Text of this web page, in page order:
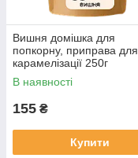
Вишня домішка для
попкорну, приправа для
карамелізації 250г
В наявності
155 ₴
Купити